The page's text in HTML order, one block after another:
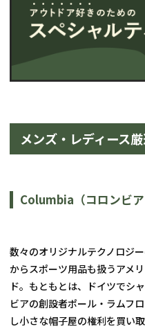
メンズ・レディース
Columbia（コロンビア
数々のオリジナルテクノロジ
からスポーツ用品も扱うアメ
ド。もともとは、ドイツでシ
ビアの創設者ポール・ラムフ
し小さな帽子屋の権利を買い